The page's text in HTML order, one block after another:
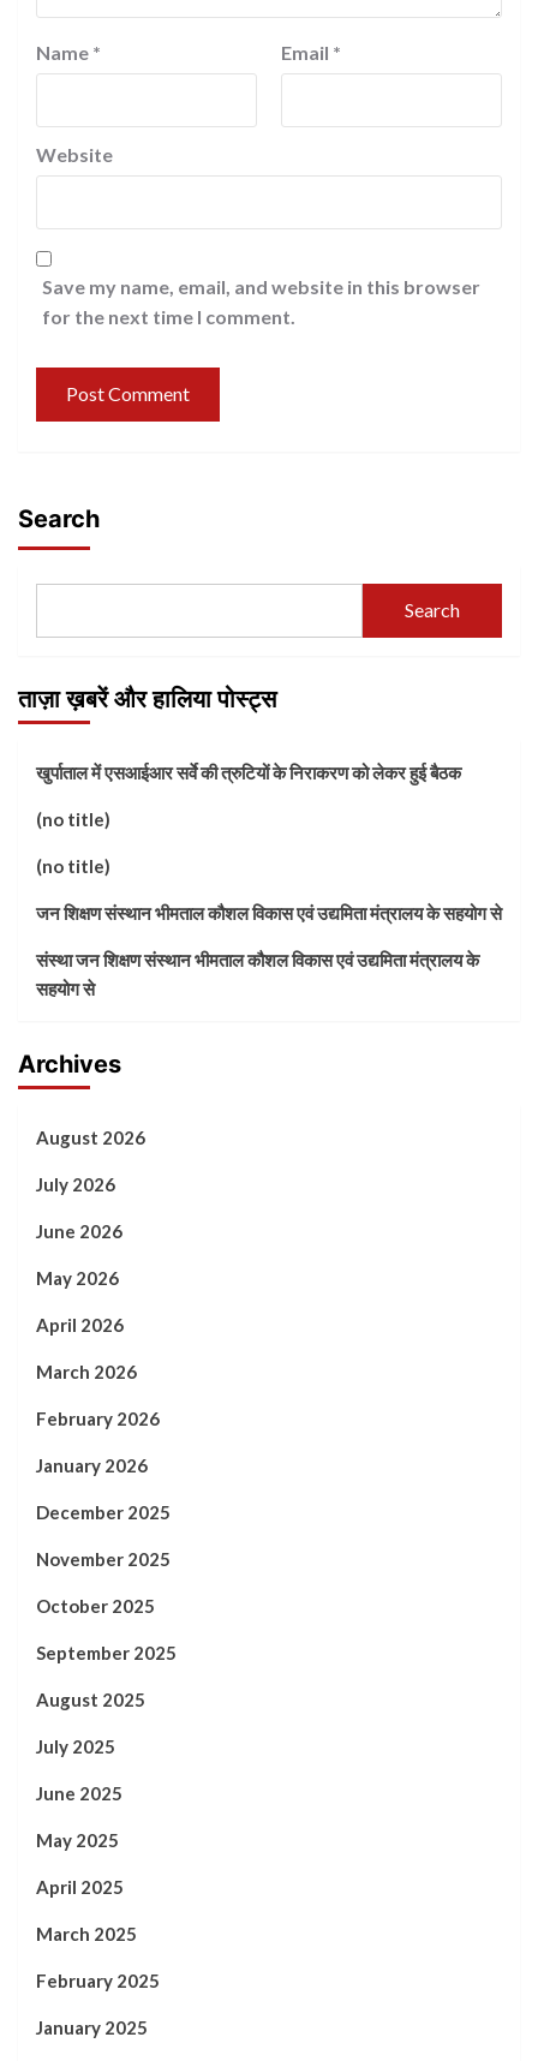
Name * Email *
Website
Save my name, email, and website in this browser
for the next time I comment.
Search
Search
ताज़ा ख़बरें और हालिया पोस्ट्स
खुर्पाताल में एसआईआर सर्वे की त्रुटियों के निराकरण को लेकर हुई बैठक
(no title)
(no title)
जन शिक्षण संस्थान भीमताल कौशल विकास एवं उद्यमिता मंत्रालय के सहयोग से
संस्था जन शिक्षण संस्थान भीमताल कौशल विकास एवं उद्यमिता मंत्रालय के
सहयोग से
Archives
August 2026
July 2026
June 2026
May 2026
April 2026
March 2026
February 2026
January 2026
December 2025
November 2025
October 2025
September 2025
August 2025
July 2025
June 2025
May 2025
April 2025
March 2025
February 2025
January 2025